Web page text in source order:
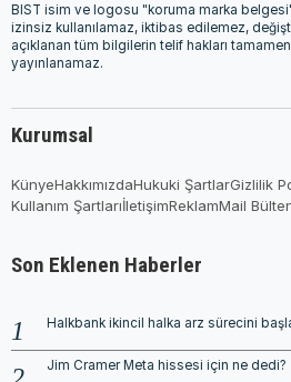
BIST isim ve logosu "koruma marka
izinsiz kullanılamaz, iktibas edilemez,
açıklanan tüm bilgilerin telif hakları
yayınlanamaz.
Kurumsal
KünyeHakkımızdaHukuki ŞartlarGizlilik
Kullanım ŞartlarıİletişimReklamMail
Son Eklenen Haberler
Halkbank ikincil halka arz sürecini
Jim Cramer Meta hissesi için ne dedi?